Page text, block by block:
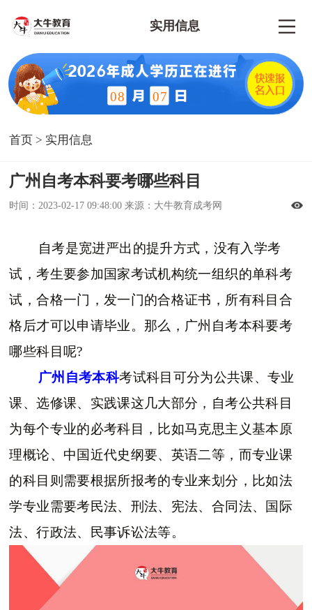
实用信息
08 07
首页 > 实用信息
广州自考本科要考哪些科目
时间：2023-02-17 09:48:00 来源：大牛教育成考网
自考是宽进严出的提升方式，没有入学考
试，考生要参加国家考试机构统一组织的单科考
试，合格一门，发一门的合格证书，所有科目合
格后才可以申请毕业。那么，广州自考本科要考
哪些科目呢?
广州自考本科考试科目可分为公共课、专业
课、选修课、实践课这几大部分，自考公共科目
为每个专业的必考科目，比如马克思主义基本原
理概论、中国近代史纲要、英语二等，而专业课
的科目则需要根据所报考的专业来划分，比如法
学专业需要考民法、刑法、宪法、合同法、国际
法、行政法、民事诉讼法等。